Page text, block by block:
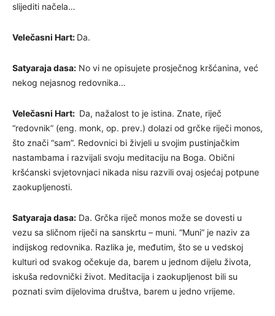
slijediti načela…
Velečasni Hart: Da.
Satyaraja dasa: No vi ne opisujete prosječnog kršćanina, već
nekog nejasnog redovnika…
Velečasni Hart: Da, nažalost to je istina. Znate, riječ
“redovnik” (eng. monk, op. prev.) dolazi od grčke riječi monos,
što znači “sam”. Redovnici bi živjeli u svojim pustinjačkim
nastambama i razvijali svoju meditaciju na Boga. Obični
kršćanski svjetovnjaci nikada nisu razvili ovaj osjećaj potpune
zaokupljenosti.
Satyaraja dasa: Da. Grčka riječ monos može se dovesti u
vezu sa sličnom riječi na sanskrtu – muni. “Muni” je naziv za
indijskog redovnika. Razlika je, međutim, što se u vedskoj
kulturi od svakog očekuje da, barem u jednom dijelu života,
iskuša redovnički život. Meditacija i zaokupljenost bili su
poznati svim dijelovima društva, barem u jedno vrijeme.